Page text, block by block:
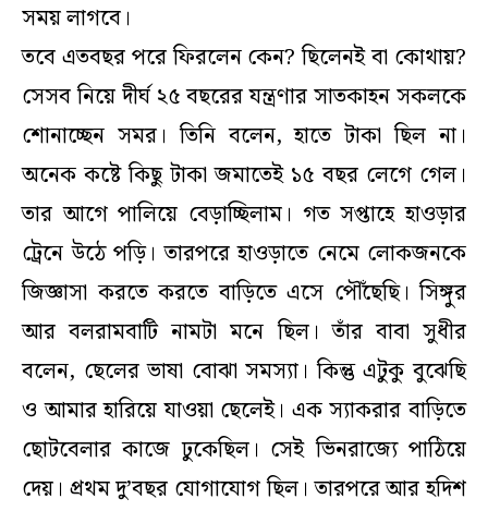
সময় লাগবে।
তবে এতবছর পরে ফিরলেন কেন? ছিলেনই বা কোথায়?
সেসব নিয়ে দীর্ঘ ২৫ বছরের যন্ত্রণার সাতকাহন সকলকে
শোনাচ্ছেন সমর। তিনি বলেন, হাতে টাকা ছিল না।
অনেক কষ্টে কিছু টাকা জমাতেই ১৫ বছর লেগে গেল।
তার আগে পালিয়ে বেড়াচ্ছিলাম। গত সপ্তাহে হাওড়ার
ট্রেনে উঠে পড়ি। তারপরে হাওড়াতে নেমে লোকজনকে
জিজ্ঞাসা করতে করতে বাড়িতে এসে পৌঁছেছি। সিঙ্গুর
আর বলরামবাটি নামটা মনে ছিল। তাঁর বাবা সুধীর
বলেন, ছেলের ভাষা বোঝা সমস্যা। কিন্তু এটুকু বুঝেছি
ও আমার হারিয়ে যাওয়া ছেলেই। এক স্যাকরার বাড়িতে
ছোটবেলার কাজে ঢুকেছিল। সেই ভিনরাজ্যে পাঠিয়ে
দেয়। প্রথম দু’বছর যোগাযোগ ছিল। তারপরে আর হদিশ